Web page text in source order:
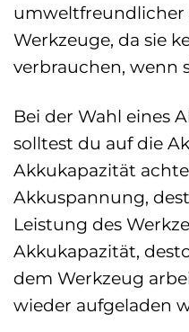
umweltfreundlicher
Werkzeuge, da sie
verbrauchen, wenn
Bei der Wahl eines
solltest du auf die
Akkukapazität
Akkuspannung,
Leistung des
Akkukapazität,
dem Werkzeug
wieder aufgeladen